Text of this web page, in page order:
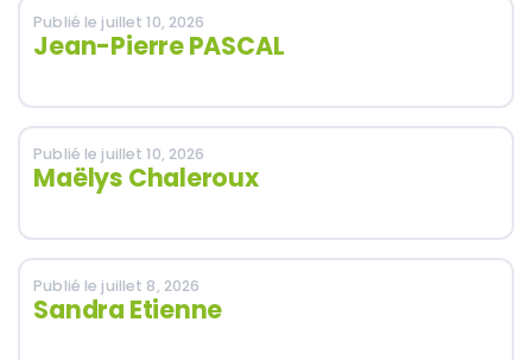
Publié le juillet 10, 2026
Jean-Pierre PASCAL
Publié le juillet 10, 2026
Maëlys Chaleroux
Publié le juillet 8, 2026
Sandra Etienne